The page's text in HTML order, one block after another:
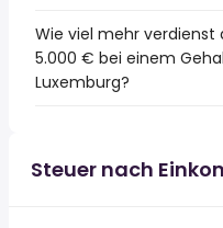
Wie viel mehr
5.000 € bei einem
Luxemburg?
Steuer nach